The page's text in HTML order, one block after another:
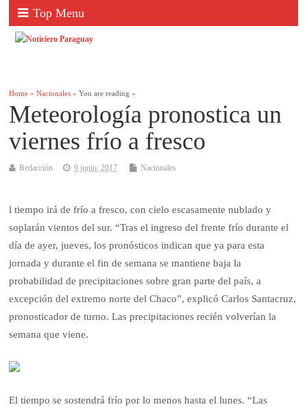
Top Menu
Home »Nacionales » You are reading »
Meteorología pronostica un
viernes frío a fresco
Redacción 9 junio, 2017 Nacionales
l tiempo irá de frío a fresco, con cielo escasamente nublado y
soplarán vientos del sur. “Tras el ingreso del frente frío durante el
día de ayer, jueves, los pronósticos indican que ya para esta
jornada y durante el fin de semana se mantiene baja la
probabilidad de precipitaciones sobre gran parte del país, a
excepción del extremo norte del Chaco”, explicó Carlos Santacruz,
pronosticador de turno. Las precipitaciones recién volverían la
semana que viene.
El tiempo se sostendrá frío por lo menos hasta el lunes. “Las